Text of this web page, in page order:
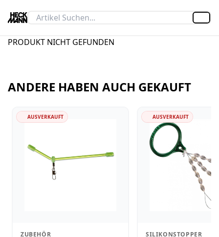
PRODUKT NICHT GEFUNDEN
ANDERE HABEN AUCH GEKAUFT
AUSVERKAUFT
ZUBEHÖR
AUSVERKAUFT
SILIKONSTOPPER